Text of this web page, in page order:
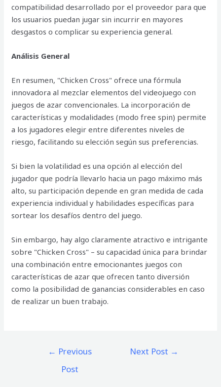
compatibilidad desarrollado por el proveedor para que
los usuarios puedan jugar sin incurrir en mayores
desgastos o complicar su experiencia general.
Análisis General
En resumen, "Chicken Cross" ofrece una fórmula
innovadora al mezclar elementos del videojuego con
juegos de azar convencionales. La incorporación de
características y modalidades (modo free spin) permite
a los jugadores elegir entre diferentes niveles de
riesgo, facilitando su elección según sus preferencias.
Si bien la volatilidad es una opción al elección del
jugador que podría llevarlo hacia un pago máximo más
alto, su participación depende en gran medida de cada
experiencia individual y habilidades específicas para
sortear los desafíos dentro del juego.
Sin embargo, hay algo claramente atractivo e intrigante
sobre "Chicken Cross" – su capacidad única para brindar
una combinación entre emocionantes juegos con
características de azar que ofrecen tanto diversión
como la posibilidad de ganancias considerables en caso
de realizar un buen trabajo.
← Previous
Post
Next Post →